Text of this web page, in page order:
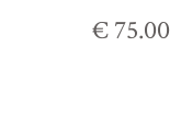
€ 75.00